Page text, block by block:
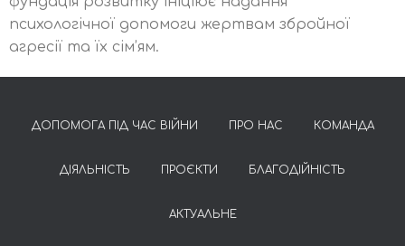
психологічної допомоги жертвам збройної
агресії та їх сім’ям.
ДОПОМОГА ПІД ЧАС ВІЙНИ ПРО НАС КОМАНДА
ДІЯЛЬНІСТЬ ПРОЄКТИ БЛАГОДІЙНІСТЬ
АКТУАЛЬНЕ